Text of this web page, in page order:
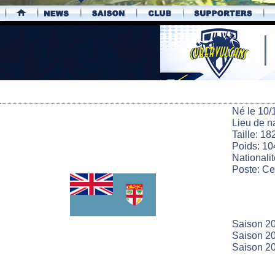
.
Né le 10/
Lieu de
Taille:
Poids:
Poste:
Saison
Saison
Saison